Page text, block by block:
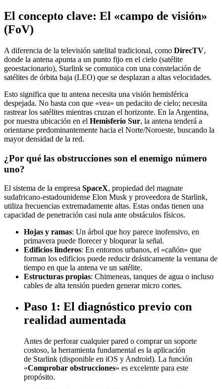
El concepto clave: El «campo de visión»
(FoV)
A diferencia de la televisión satelital tradicional, como DirecTV,
donde la antena apunta a un punto fijo en el cielo (satélite
geoestacionario), Starlink se comunica con una constelación de
satélites de órbita baja (LEO) que se desplazan a altas velocidades.
Esto significa que tu antena necesita una visión hemisférica
despejada. No basta con que «vea» un pedacito de cielo; necesita
rastrear los satélites mientras cruzan el horizonte. En la Argentina,
por nuestra ubicación en el Hemisferio Sur, la antena tenderá a
orientarse predominantemente hacia el Norte/Noroeste, buscando la
mayor densidad de la red.
¿Por qué las obstrucciones son el enemigo número
uno?
El sistema de la empresa SpaceX, propiedad del magnate
sudafricano-estadounidense Elon Musk y proveedora de Starlink,
utiliza frecuencias extremadamente altas. Estas ondas tienen una
capacidad de penetración casi nula ante obstáculos físicos.
Hojas y ramas: Un árbol que hoy parece inofensivo, en
primavera puede florecer y bloquear la señal.
Edificios linderos: En entornos urbanos, el «cañón» que
forman los edificios puede reducir drásticamente la ventana de
tiempo en que la antena ve un satélite.
Estructuras propias: Chimeneas, tanques de agua o incluso
cables de alta tensión pueden generar micro cortes.
Paso 1: El diagnóstico previo con
realidad aumentada
Antes de perforar cualquier pared o comprar un soporte
costoso, la herramienta fundamental es la aplicación
de Starlink (disponible en iOS y Android). La función
«Comprobar obstrucciones» es excelente para este
propósito.